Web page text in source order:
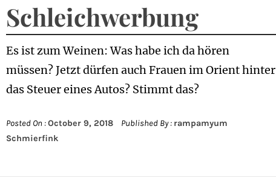
Schleichwerbung
Es ist zum Weinen: Was habe ich da hören
müssen? Jetzt dürfen auch Frauen im Orient hinter
das Steuer eines Autos? Stimmt das?
Posted On :October 9, 2018 Published By : rampamyum
Schmierfink